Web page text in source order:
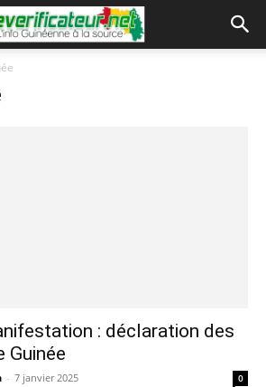
: déclaration des
Guinée
- 7 janvier 2025 0